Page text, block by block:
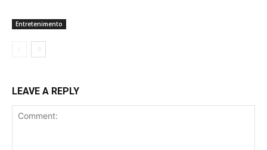
Entretenimento
LEAVE A REPLY